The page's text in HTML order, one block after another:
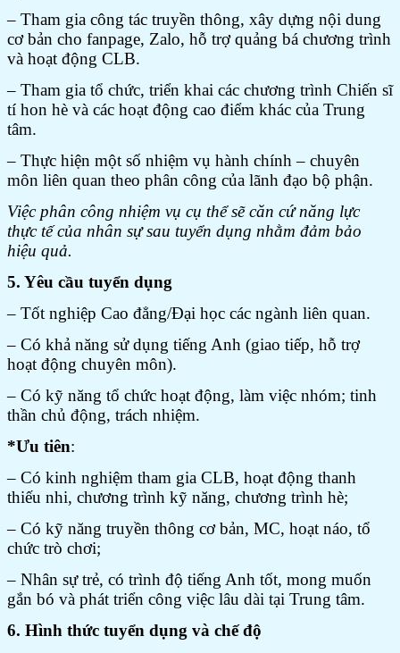
– Tham gia công tác truyền thông, xây dựng nội dung
cơ bản cho fanpage, Zalo, hỗ trợ quảng bá chương trình
và hoạt động CLB.
– Tham gia tổ chức, triển khai các chương trình Chiến sĩ
tí hon hè và các hoạt động cao điểm khác của Trung
tâm.
– Thực hiện một số nhiệm vụ hành chính – chuyên
môn liên quan theo phân công của lãnh đạo bộ phận.
Việc phân công nhiệm vụ cụ thể sẽ căn cứ năng lực
thực tế của nhân sự sau tuyển dụng nhằm đảm bảo
hiệu quả.
5. Yêu cầu tuyển dụng
– Tốt nghiệp Cao đẳng/Đại học các ngành liên quan.
– Có khả năng sử dụng tiếng Anh (giao tiếp, hỗ trợ
hoạt động chuyên môn).
– Có kỹ năng tổ chức hoạt động, làm việc nhóm; tinh
thần chủ động, trách nhiệm.
*Ưu tiên:
– Có kinh nghiệm tham gia CLB, hoạt động thanh
thiếu nhi, chương trình kỹ năng, chương trình hè;
– Có kỹ năng truyền thông cơ bản, MC, hoạt náo, tổ
chức trò chơi;
– Nhân sự trẻ, có trình độ tiếng Anh tốt, mong muốn
gắn bó và phát triển công việc lâu dài tại Trung tâm.
6. Hình thức tuyển dụng và chế độ